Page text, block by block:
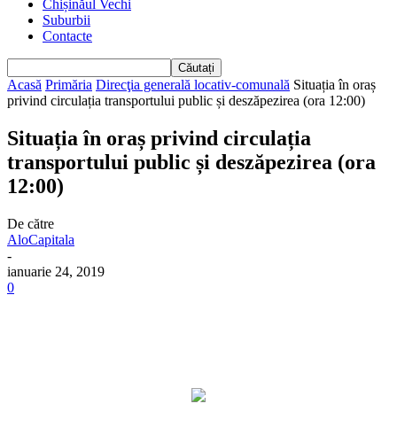
Chișinăul Vechi
Suburbii
Contacte
Acasă Primăria Direcţia generală locativ-comunală Situația în oraș
privind circulația transportului public și deszăpezirea (ora 12:00)
Situația în oraș privind circulația
transportului public și deszăpezirea (ora
12:00)
De către
AloCapitala
-
ianuarie 24, 2019
0